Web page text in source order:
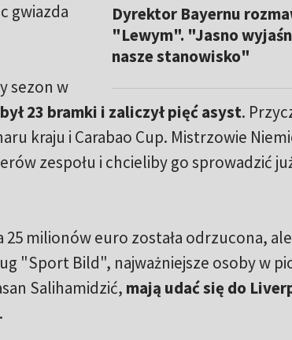
Dyrektor Bayernu
"Lewym". "Jasno
nasze stanowisko"
gwiazda
sezon w
23 bramki i zaliczył pięć asyst.
kraju i Carabao Cup. Mistrzowie
zespołu i chcieliby go sprowadzić
25 milionów euro została odrzucona, ale
"Sport Bild", najważniejsze osoby w
Salihamidzić, mają udać się do